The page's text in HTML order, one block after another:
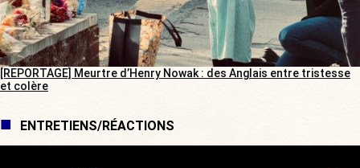
[REPORTAGE] Meurtre d’Henry Nowak : des Anglais entre tristesse
et colère
ENTRETIENS/RÉACTIONS